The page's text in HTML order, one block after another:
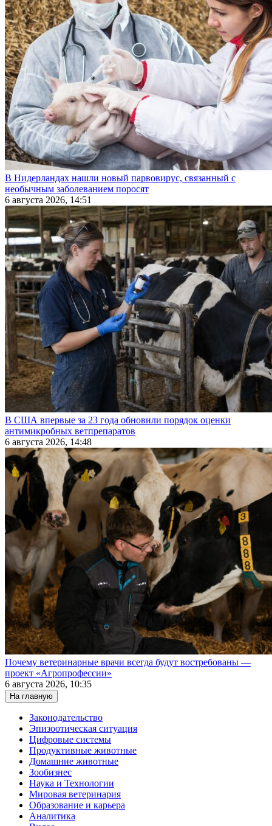
В Нидерландах нашли новый парвовирус, связанный с
необычным заболеванием поросят
6 августа 2026, 14:51
В США впервые за 23 года обновили порядок оценки
антимикробных ветпрепаратов
6 августа 2026, 14:48
Почему ветеринарные врачи всегда будут востребованы —
проект «Агропрофессии»
6 августа 2026, 10:35
На главную
Законодательство
Эпизоотическая ситуация
Цифровые системы
Продуктивные животные
Домашние животные
Зообизнес
Наука и Технологии
Мировая ветеринария
Образование и карьера
Аналитика